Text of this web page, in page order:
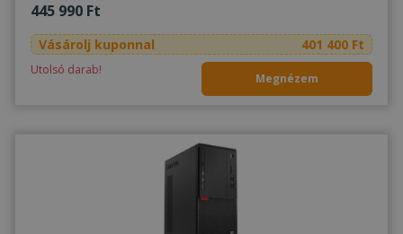
445 990 Ft
Vásárolj kuponnal 401 400 Ft
Utolsó darab!
Megnézem